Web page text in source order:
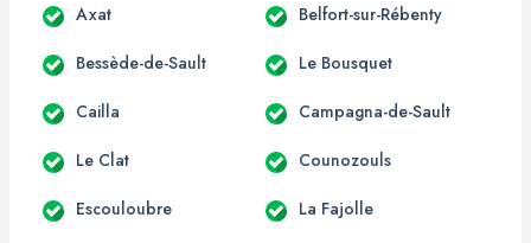
Axat Belfort-sur-Rébenty
Bessède-de-Sault Le Bousquet
Cailla Campagna-de-Sault
Le Clat Counozouls
Escouloubre La Fajolle